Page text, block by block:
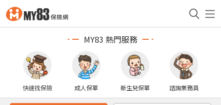
MY83 熱門服務
快速找保險 成人保單 新生兒保單 諮詢業務員